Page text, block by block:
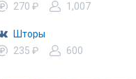
270 ₽
1,007
Шторы
235 ₽
600